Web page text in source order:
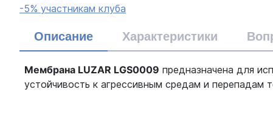
-5% участникам клуба
Описание Характеристики
Мембрана LUZAR LGS0009 предназначена для
устойчивость к агрессивным средам и перепадам